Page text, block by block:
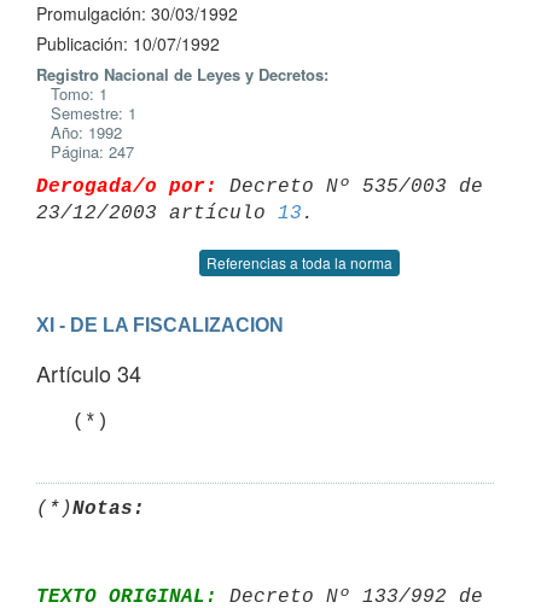
Promulgación: 30/03/1992
Publicación: 10/07/1992
Registro Nacional de Leyes y Decretos:
Tomo: 1
Semestre: 1
Año: 1992
Página: 247
Derogada/o por:
Decreto Nº 535/003 de
23/12/2003 artículo 13
Referencias a toda la norma
XI - DE LA FISCALIZACION
Artículo 34
(*)Notas:
TEXTO ORIGINAL: Decreto Nº 133/992 de